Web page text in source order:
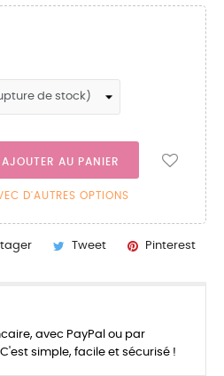
AJOUTER AU PANIER
D'AUTRES OPTIONS
Tweet Pinterest
avec PayPal ou par
simple, facile et sécurisé !